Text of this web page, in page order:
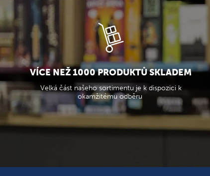
VÍCE NEŽ 1000 PRODUKTŮ SKLADEM
Velká část našeho sortimentu je k dispozici k
okamžitému odběru